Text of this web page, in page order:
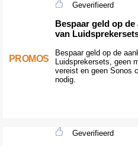
PROMOS
Geverifieerd
Bespaar geld op de
van
Bespaar geld op de
Luidsprekersets, geen
vereist en geen Sonos
nodig.
Geverifieerd